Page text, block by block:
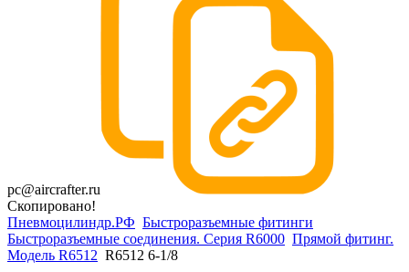
pc@aircrafter.ru
Скопировано!
Пневмоцилиндр.РФ Быстроразъемные фитинги
Быстроразъемные соединения. Серия R6000 Прямой фитинг.
Модель R6512 R6512 6-1/8